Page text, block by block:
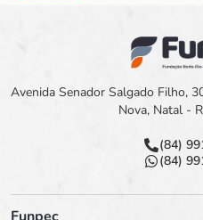
Avenida Senador Salgado Filho,
Nova, Natal -
(84)
(84)